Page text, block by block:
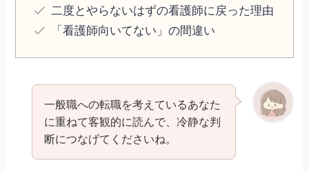
二度とやらないはずの看護師に戻った理由
「看護師向いてない」の間違い
一般職への転職を考えているあなた
に重ねて客観的に読んで、冷静な判
断につなげてくださいね。